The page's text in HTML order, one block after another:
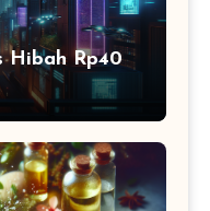
Hibah Rp40